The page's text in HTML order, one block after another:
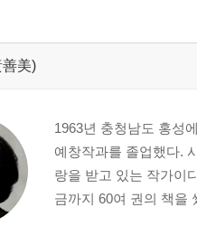
善美)
1963년 충청남도 홍성
예창작과를 졸업했다.
랑을 받고 있는 작가이
금까지 60여 권의 책을